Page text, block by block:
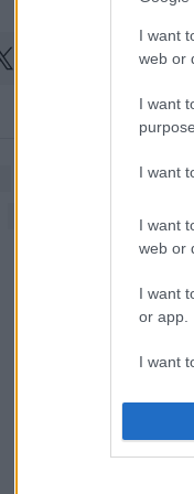
I want
web or
I want
I want
I want
web or
I want
or app.
I want
I want
3. ÉVAD 58. RÉSZ